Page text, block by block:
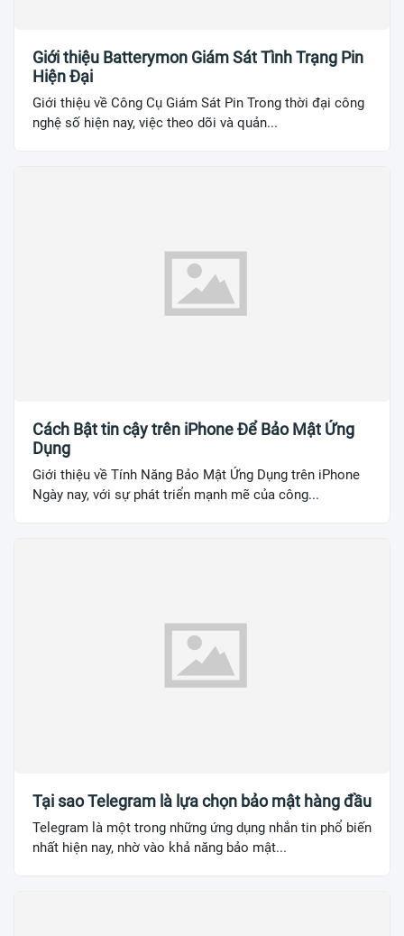
Giới thiệu Batterymon Giám Sát Tình Trạng Pin
Hiện Đại
Giới thiệu về Công Cụ Giám Sát Pin Trong thời đại công
nghệ số hiện nay, việc theo dõi và quản...
Cách Bật tin cậy trên iPhone Để Bảo Mật Ứng
Dụng
Giới thiệu về Tính Năng Bảo Mật Ứng Dụng trên iPhone
Ngày nay, với sự phát triển mạnh mẽ của công...
Tại sao Telegram là lựa chọn bảo mật hàng đầu
Telegram là một trong những ứng dụng nhắn tin phổ biến
nhất hiện nay, nhờ vào khả năng bảo mật...